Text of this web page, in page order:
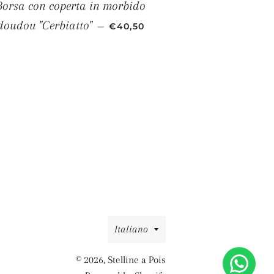
con coperta in morbido
"Cerbiatto" — PREZZO SCONTATO
€40,50
Lingua
Italiano
© 2026, Stelline a Pois